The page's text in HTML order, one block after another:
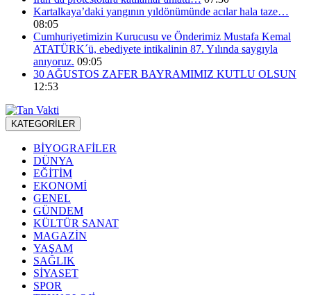
Kartalkaya’daki yangının yıldönümünde acılar hala taze…
08:05
Cumhuriyetimizin Kurucusu ve Önderimiz Mustafa Kemal
ATATÜRK´ü, ebediyete intikalinin 87. Yılında saygıyla
anıyoruz. 09:05
30 AĞUSTOS ZAFER BAYRAMIMIZ KUTLU OLSUN
12:53
KATEGORİLER
BİYOGRAFİLER
DÜNYA
EĞİTİM
EKONOMİ
GENEL
GÜNDEM
KÜLTÜR SANAT
MAGAZİN
YAŞAM
SAĞLIK
SİYASET
SPOR